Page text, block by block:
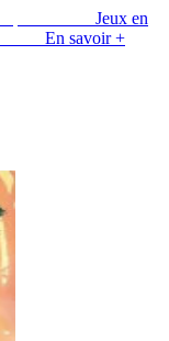
Jeux en
En savoir +